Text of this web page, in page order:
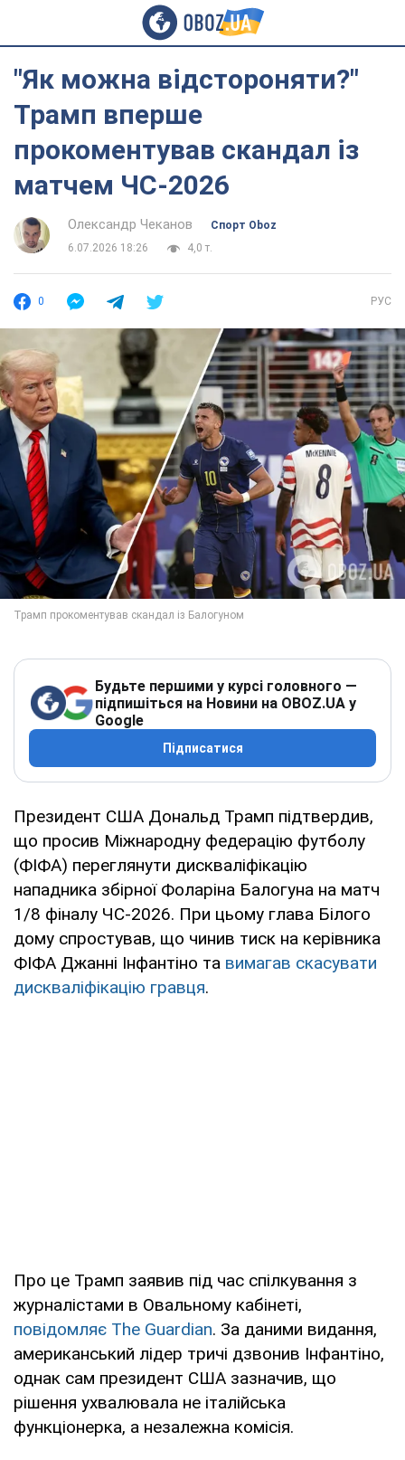
"Як можна відстороняти?"
Трамп вперше
прокоментував скандал із
матчем ЧС-2026
Олександр Чеканов
Спорт Oboz
6.07.2026 18:26
4,0 т.
0 РУС
Будьте першими у курсі головного —
підпишіться на Новини на OBOZ.UA у
Google
Підписатися
Президент США Дональд Трамп підтвердив,
що просив Міжнародну федерацію футболу
(ФІФА) переглянути дискваліфікацію
нападника збірної Фоларіна Балогуна на матч
1/8 фіналу ЧС-2026. При цьому глава Білого
дому спростував, що чинив тиск на керівника
ФІФА Джанні Інфантіно та вимагав скасувати
дискваліфікацію гравця.
Про це Трамп заявив під час спілкування з
журналістами в Овальному кабінеті,
повідомляє The Guardian. За даними видання,
американський лідер тричі дзвонив Інфантіно,
однак сам президент США зазначив, що
рішення ухвалювала не італійська
функціонерка, а незалежна комісія.